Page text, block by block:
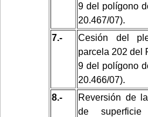
9 del polígono
20.467/07).
7.-
Cesión del
parcela 202 del
9 del polígono
20.466/07).
8.-
Reversión de
de